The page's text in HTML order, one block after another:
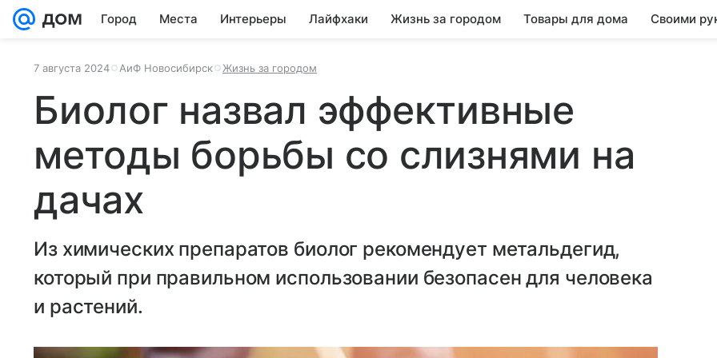
Город Места Интерьеры Лайфхаки Жизнь за городом Товары для дома Своими
7 августа 2024 АиФ Новосибирск Жизнь за городом
Биолог назвал эффективные
методы борьбы со слизнями на
дачах
Из химических препаратов биолог рекомендует метальдегид,
который при правильном использовании безопасен для человека
и растений.